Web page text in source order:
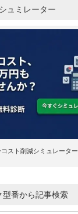
ュミレーター
コスト削減シミュレーター
型番から記事検索